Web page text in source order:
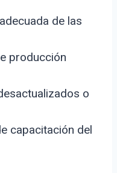
de las
producción
o
capacitación del